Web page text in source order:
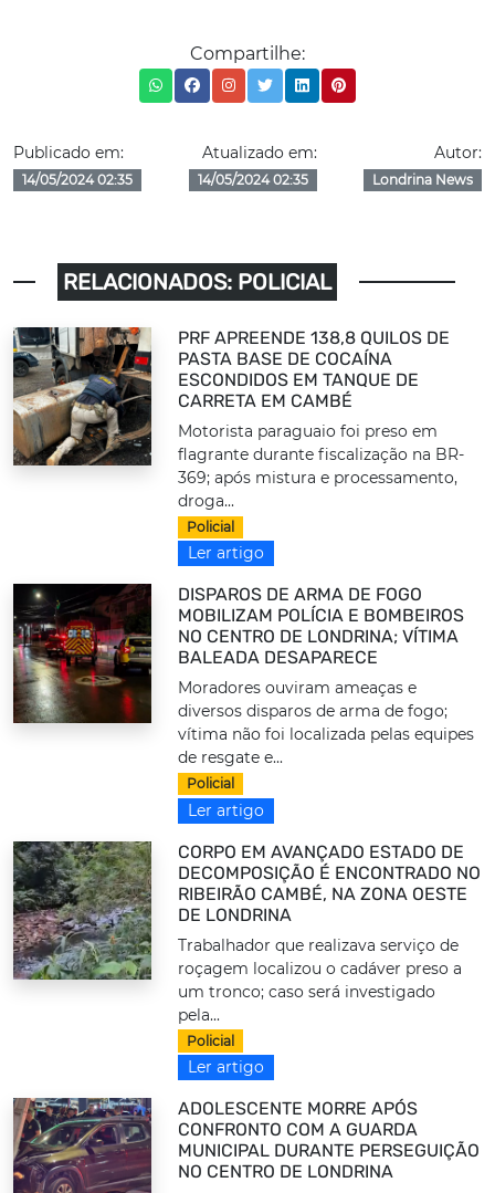
Compartilhe:
Publicado em:
14/05/2024 02:35
Atualizado em:
14/05/2024 02:35
Autor:
Londrina News
RELACIONADOS: POLICIAL
PRF APREENDE 138,8 QUILOS DE
PASTA BASE DE COCAÍNA
ESCONDIDOS EM TANQUE DE
CARRETA EM CAMBÉ
Motorista paraguaio foi preso em
flagrante durante fiscalização na BR-
369; após mistura e processamento,
droga...
Policial
Ler artigo
DISPAROS DE ARMA DE FOGO
MOBILIZAM POLÍCIA E BOMBEIROS
NO CENTRO DE LONDRINA; VÍTIMA
BALEADA DESAPARECE
Moradores ouviram ameaças e
diversos disparos de arma de fogo;
vítima não foi localizada pelas equipes
de resgate e...
Policial
Ler artigo
CORPO EM AVANÇADO ESTADO DE
DECOMPOSIÇÃO É ENCONTRADO NO
RIBEIRÃO CAMBÉ, NA ZONA OESTE
DE LONDRINA
Trabalhador que realizava serviço de
roçagem localizou o cadáver preso a
um tronco; caso será investigado
pela...
Policial
Ler artigo
ADOLESCENTE MORRE APÓS
CONFRONTO COM A GUARDA
MUNICIPAL DURANTE PERSEGUIÇÃO
NO CENTRO DE LONDRINA